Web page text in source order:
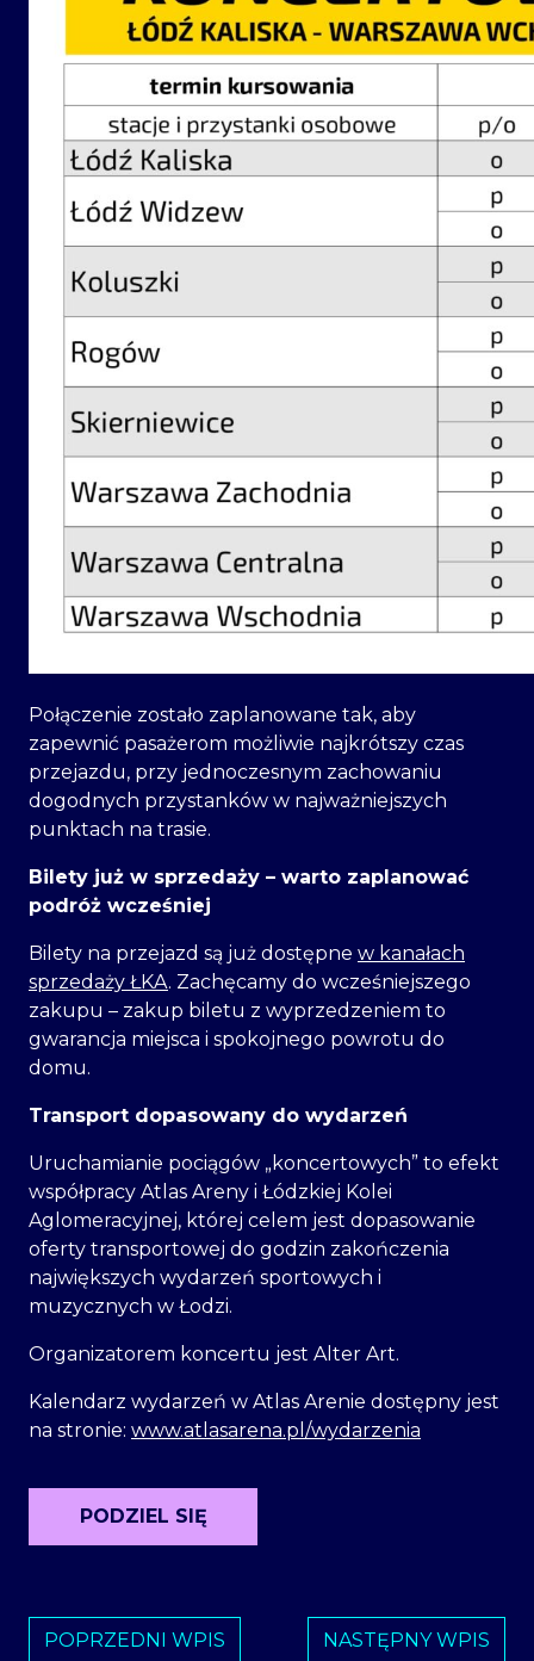
Połączenie zostało zaplanowane tak, aby
zapewnić pasażerom możliwie najkrótszy czas
przejazdu, przy jednoczesnym zachowaniu
dogodnych przystanków w najważniejszych
punktach na trasie.
Bilety już w sprzedaży – warto zaplanować
podróż wcześniej
Bilety na przejazd są już dostępne w kanałach
sprzedaży ŁKA. Zachęcamy do wcześniejszego
zakupu – zakup biletu z wyprzedzeniem to
gwarancja miejsca i spokojnego powrotu do
domu.
Transport dopasowany do wydarzeń
Uruchamianie pociągów „koncertowych” to efekt
współpracy Atlas Areny i Łódzkiej Kolei
Aglomeracyjnej, której celem jest dopasowanie
oferty transportowej do godzin zakończenia
największych wydarzeń sportowych i
muzycznych w Łodzi.
Organizatorem koncertu jest Alter Art.
Kalendarz wydarzeń w Atlas Arenie dostępny jest
na stronie: www.atlasarena.pl/wydarzenia
PODZIEL SIĘ
POPRZEDNI WPIS NASTĘPNY WPIS